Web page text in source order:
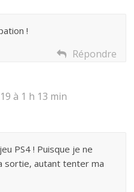
!
Répondre
à 1 h 13 min
PS4 ! Puisque je ne
sortie, autant tenter ma